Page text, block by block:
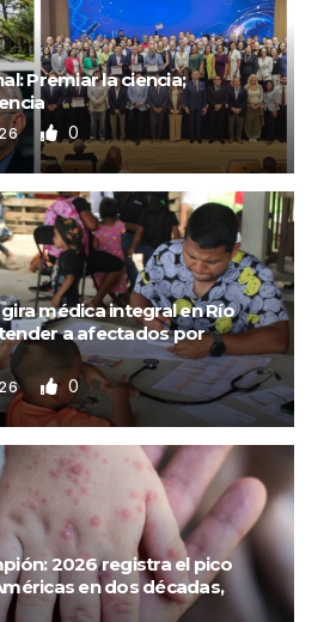
Premiar la ciencia;
0
médica integral en Río
a afectados por
0
2026 registra el pico
en dos décadas,